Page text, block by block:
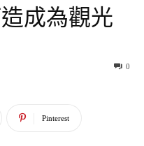
成為觀光
0
Pinterest